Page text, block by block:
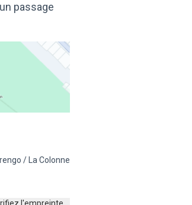
passage
/ Bonnefoy / Périole / Marengo / La Colonne
/ La Colonne